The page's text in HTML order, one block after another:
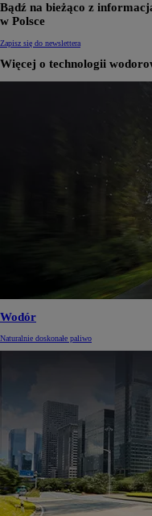
Bądź na bieżąco z
w Polsce
Zapisz się do newslettera
Więcej o technologii
Wodór
Naturalnie doskonałe paliwo